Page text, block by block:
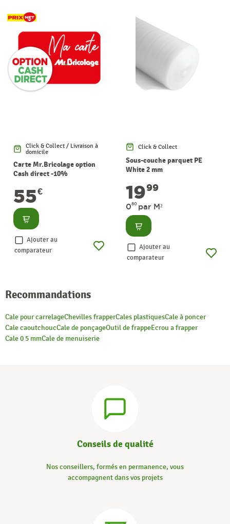
Click & Collect / Livraison à
domicile
Carte Mr.Bricolage option
Cash direct -10%
55€
Consulter
Ajouter au
comparateur
Click & Collect
Sous-couche parquet PE
White 2 mm
1999
080 par M²
Consulter
Ajouter au
comparateur
Recommandations
Cale pour carrelageChevilles frapperCales plastiquesCale à poncer
Cale caoutchoucCale de ponçageOutil de frappeEcrou a frapper
Cale 0 5 mmCale de menuiserie
Conseils de qualité
Nos conseillers, formés en permanence, vous
accompagnent dans vos projets